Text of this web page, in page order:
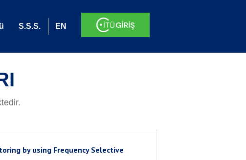
S.S.S. EN
by using Frequency Selective